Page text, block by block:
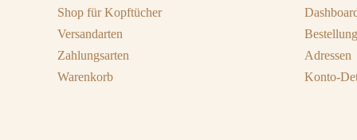
Shop für Kopftücher
Versandarten
Zahlungsarten
Warenkorb
Adressen
Konto-